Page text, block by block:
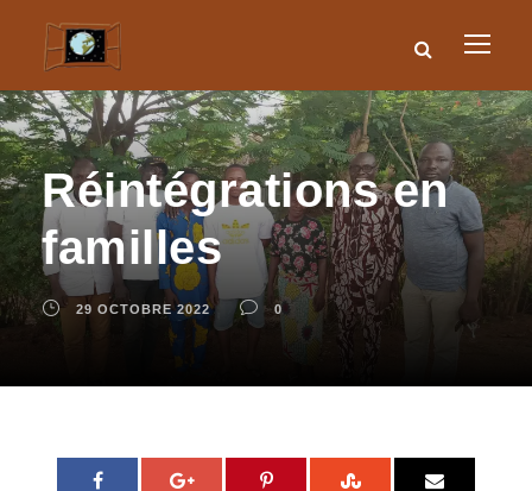
Réintégrations en
familles
29 OCTOBRE 2022 0